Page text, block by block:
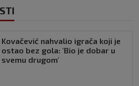
Kovačević nahvalio igrača koji je
ostao bez gola: 'Bio je dobar u
svemu drugom'